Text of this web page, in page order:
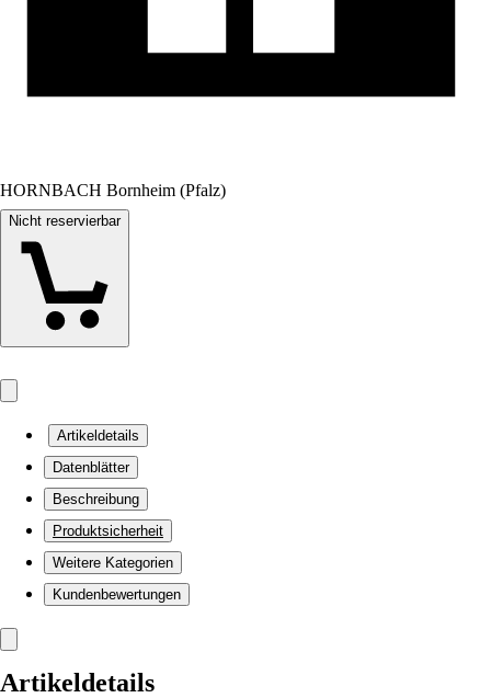
HORNBACH Bornheim (Pfalz)
Nicht reservierbar
Artikeldetails
Datenblätter
Beschreibung
Produktsicherheit
Weitere Kategorien
Kundenbewertungen
Artikeldetails